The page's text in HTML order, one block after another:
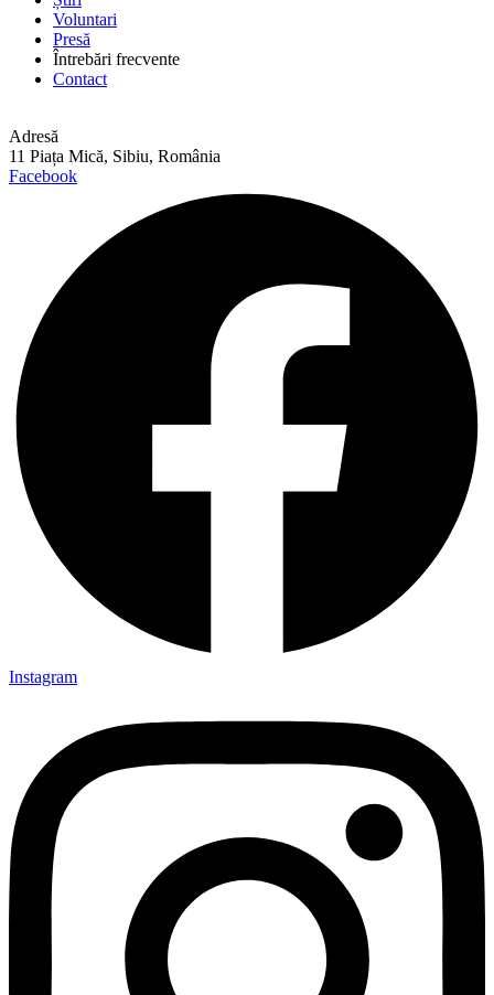
Voluntari
Presă
Întrebări frecvente
Contact
Adresă
11 Piața Mică, Sibiu, România
Facebook
Instagram